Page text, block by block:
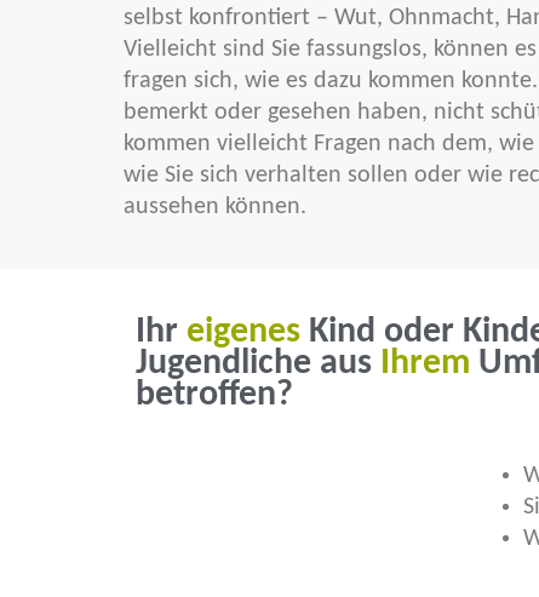
selbst konfrontiert – Wut, Ohnmacht,
Vielleicht sind Sie fassungslos, können
fragen sich, wie es dazu kommen
bemerkt oder gesehen haben, nicht
kommen vielleicht Fragen nach dem,
wie Sie sich verhalten sollen oder wie
aussehen können.
Ihr eigenes Kind oder
Jugendliche aus Ihrem
betroffen?